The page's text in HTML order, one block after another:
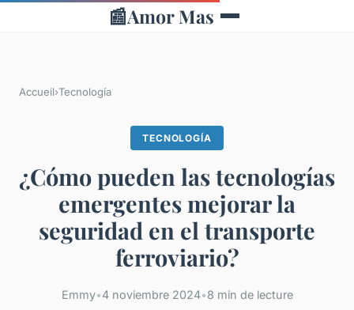
📰Amor Mas
Accueil›Tecnología
TECNOLOGÍA
¿Cómo pueden las tecnologías
emergentes mejorar la
seguridad en el transporte
ferroviario?
Emmy•4 noviembre 2024•8 min de lecture